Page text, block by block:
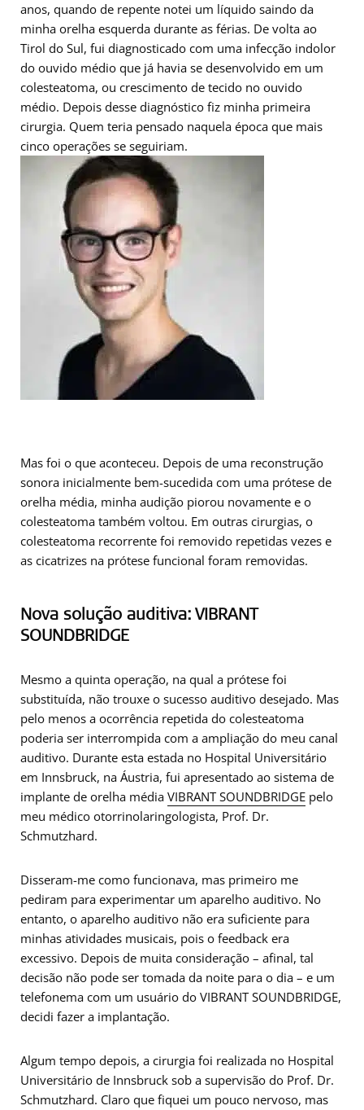
anos, quando de repente notei um líquido saindo da
minha orelha esquerda durante as férias. De volta ao
Tirol do Sul, fui diagnosticado com uma infecção indolor
do ouvido médio que já havia se desenvolvido em um
colesteatoma, ou crescimento de tecido no ouvido
médio. Depois desse diagnóstico fiz minha primeira
cirurgia. Quem teria pensado naquela época que mais
cinco operações se seguiriam.
Mas foi o que aconteceu. Depois de uma reconstrução
sonora inicialmente bem-sucedida com uma prótese de
orelha média, minha audição piorou novamente e o
colesteatoma também voltou. Em outras cirurgias, o
colesteatoma recorrente foi removido repetidas vezes e
as cicatrizes na prótese funcional foram removidas.
Nova solução auditiva: VIBRANT
SOUNDBRIDGE
Mesmo a quinta operação, na qual a prótese foi
substituída, não trouxe o sucesso auditivo desejado. Mas
pelo menos a ocorrência repetida do colesteatoma
poderia ser interrompida com a ampliação do meu canal
auditivo. Durante esta estada no Hospital Universitário
em Innsbruck, na Áustria, fui apresentado ao sistema de
implante de orelha média VIBRANT SOUNDBRIDGE pelo
meu médico otorrinolaringologista, Prof. Dr.
Schmutzhard.
Disseram-me como funcionava, mas primeiro me
pediram para experimentar um aparelho auditivo. No
entanto, o aparelho auditivo não era suficiente para
minhas atividades musicais, pois o feedback era
excessivo. Depois de muita consideração – afinal, tal
decisão não pode ser tomada da noite para o dia – e um
telefonema com um usuário do VIBRANT SOUNDBRIDGE,
decidi fazer a implantação.
Algum tempo depois, a cirurgia foi realizada no Hospital
Universitário de Innsbruck sob a supervisão do Prof. Dr.
Schmutzhard. Claro que fiquei um pouco nervoso, mas